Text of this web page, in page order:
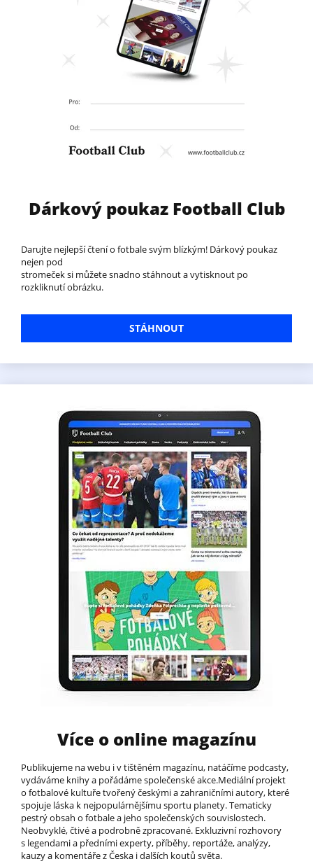
Dárkový poukaz Football Club
Darujte nejlepší čtení o fotbale svým blízkým! Dárkový poukaz
nejen pod
stromeček si můžete snadno stáhnout a vytisknout po
rozkliknutí obrázku.
STÁHNOUT
Více o online magazínu
Publikujeme na webu i v tištěném magazínu, natáčíme podcasty,
vydáváme knihy a pořádáme společenské akce.Mediální projekt
o fotbalové kultuře tvořený českými a zahraničními autory, které
spojuje láska k nejpopulárnějšímu sportu planety. Tematicky
pestrý obsah o fotbale a jeho společenských souvislostech.
Neobvyklé, čtivé a podrobně zpracované. Exkluzivní rozhovory
s legendami a předními experty, příběhy, reportáže, analýzy,
kauzy a komentáře z Česka i dalších koutů světa.